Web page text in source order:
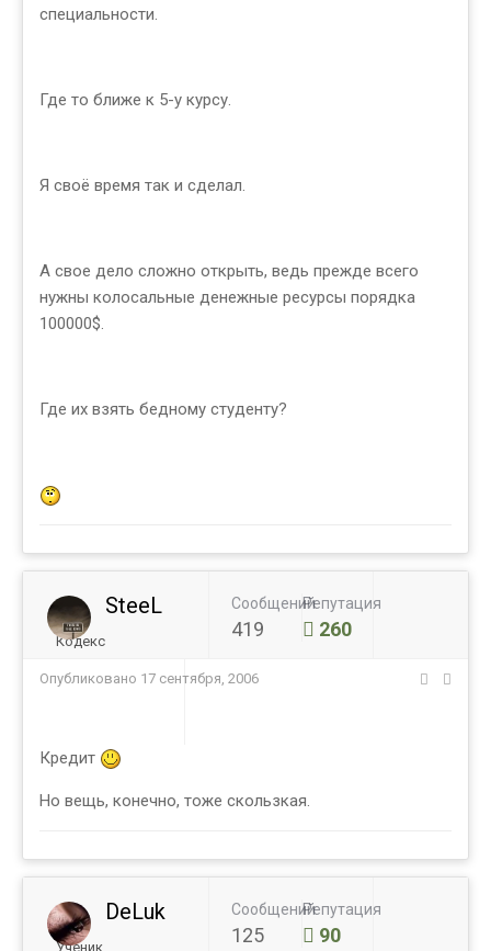
специальности.
Где то ближе к 5-у курсу.
Я своё время так и сделал.
А свое дело сложно открыть, ведь прежде всего
нужны колосальные денежные ресурсы порядка
100000$.
Где их взять бедному студенту?
SteeL
Кодекс
Сообщений
419
Репутация
260
Опубликовано 17 сентября, 2006
Кредит
Но вещь, конечно, тоже скользкая.
DeLuk
Ученик
Сообщений
125
Репутация
90